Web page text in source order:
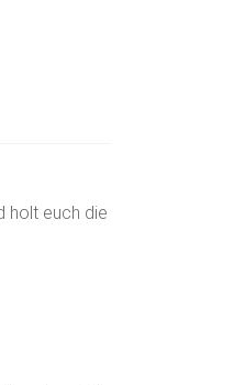
holt euch die